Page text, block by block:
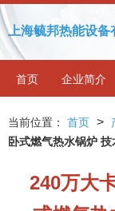
上海毓邦热能设备
首页 企业简介
当前位置： 首页 >
卧式燃气热水锅炉
240万大